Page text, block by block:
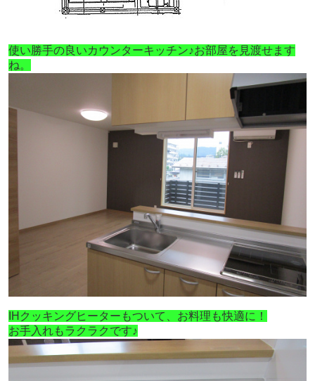
使い勝手の良いカウンターキッチン♪お部屋を見渡せます
ね。
IHクッキングヒーターもついて、お料理も快適に！
お手入れもラクラクです♪